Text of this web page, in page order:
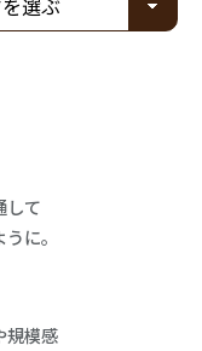
して
に。
規模感